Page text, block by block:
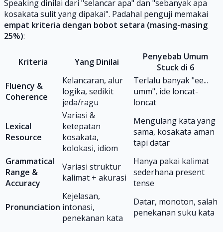
Speaking dinilai dari "selancar apa" dan "sebanyak apa
kosakata sulit yang dipakai". Padahal penguji memakai
empat kriteria dengan bobot setara (masing-masing
25%):
Kriteria Yang Dinilai
Penyebab Umum
Stuck di 6
Fluency &
Coherence
Kelancaran, alur
logika, sedikit
jeda/ragu
Terlalu banyak "ee...
umm", ide loncat-
loncat
Lexical
Resource
Variasi &
ketepatan
kosakata,
kolokasi, idiom
Mengulang kata yang
sama, kosakata aman
tapi datar
Grammatical
Range &
Accuracy
Variasi struktur
kalimat + akurasi
Hanya pakai kalimat
sederhana present
tense
Pronunciation
Kejelasan,
intonasi,
penekanan kata
Datar, monoton, salah
penekanan suku kata